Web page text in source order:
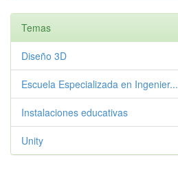
Temas
Diseño 3D
Escuela Especializada en Ingenier...
Instalaciones educativas
Unity